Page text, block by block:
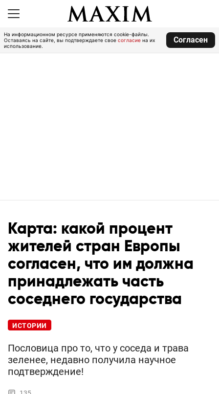
На информационном ресурсе применяются cookie-файлы.
Оставаясь на сайте, вы подтверждаете свое согласие на их
использование.
Согласен
Карта: какой процент
жителей стран Европы
согласен, что им должна
принадлежать часть
соседнего государства
ИСТОРИИ
Пословица про то, что у соседа и трава
зеленее, недавно получила научное
подтверждение!